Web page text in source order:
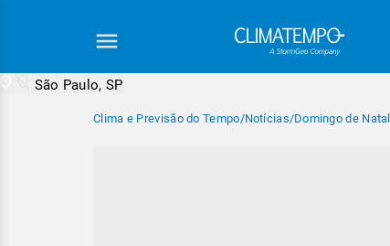
São Paulo, SP
Clima e Previsão do Tempo/Notícias/Domingo de